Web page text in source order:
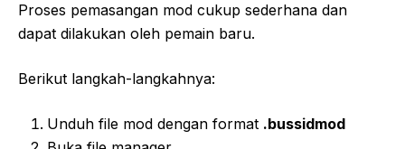
Proses pemasangan mod cukup sederhana dan
dapat dilakukan oleh pemain baru.
Berikut langkah-langkahnya:
Unduh file mod dengan format .bussidmod